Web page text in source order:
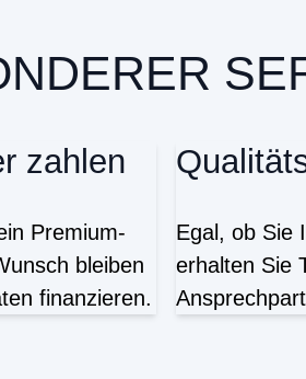
zahlen
Premium-
bleiben
finanzieren.
Egal, ob Sie
erhalten Sie